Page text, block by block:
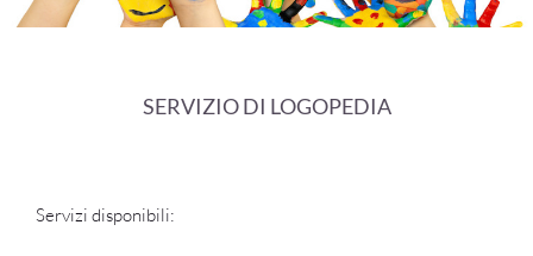
SERVIZIO DI LOGOPEDIA
Servizi disponibili: